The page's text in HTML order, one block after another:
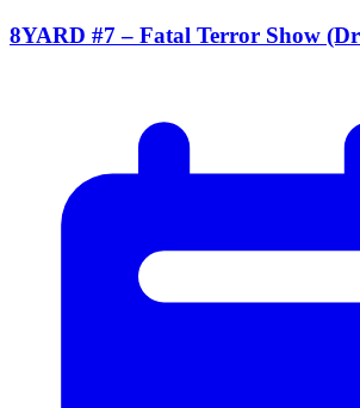
8YARD #7 – Fatal Terror Show